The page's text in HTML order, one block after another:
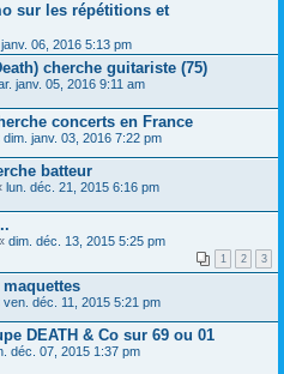
sur les répétitions et
06, 2016 5:13 pm
cherche guitariste (75)
janv. 05, 2016 9:11 am
concerts en France
dim. janv. 03, 2016 7:22 pm
batteur
lun. déc. 21, 2015 6:16 pm
dim. déc. 13, 2015 5:25 pm
1 2 3
ven. déc. 11, 2015 5:21 pm
DEATH & Co sur 69 ou 01
déc. 07, 2015 1:37 pm